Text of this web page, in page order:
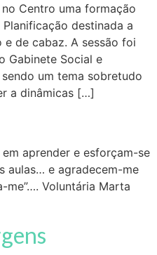
Centro uma formação
destinada a
de cabaz. A sessão foi
Gabinete Social e
um tema sobretudo
a dinâmicas […]
aprender e esforçam-se
aulas… e agradecem-me
Voluntária Marta